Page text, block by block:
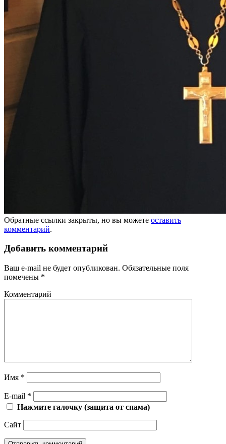
Обратные ссылки закрыты, но вы можете оставить
комментарий.
Добавить комментарий
Ваш e-mail не будет опубликован. Обязательные поля
помечены *
Комментарий
Имя *
E-mail *
Нажмите галочку (защита от спама)
Сайт